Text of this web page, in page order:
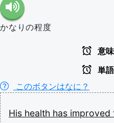
かなりの程度
意
単
このボタンはなに？
His health has improved